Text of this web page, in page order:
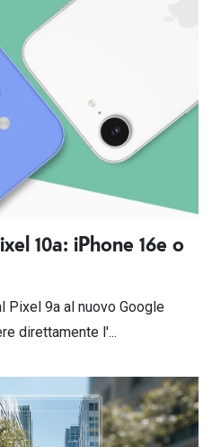
10a: iPhone 16e o
Pixel 9a al nuovo Google
direttamente l'...